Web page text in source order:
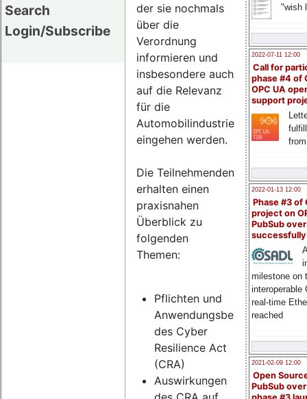
Search
Login/Subscribe
"wish
2022-07-11 12:00
Call for
phase #4 of
OPC UA
support
2022-01-13 12:00
Phase #3 of
project on
PubSub over
milestone on
interoperable
real-time
reached
2021-02-09 12:00
Open
PubSub
der sie nochmals
über die
Verordnung
informieren und
insbesondere auch
auf die Relevanz
für die
Automobilindustrie
eingehen werden.
Die Teilnehmenden
erhalten einen
praxisnahen
Überblick zu
folgenden
Themen:
Pflichten und
Anwendungsbereich
des Cyber
Resilience Act
(CRA)
Auswirkungen